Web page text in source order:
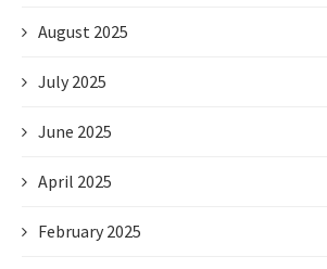
August 2025
July 2025
June 2025
April 2025
February 2025